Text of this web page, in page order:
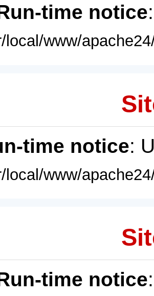
time notice
local/www/
time notice:
local/www/
time notice